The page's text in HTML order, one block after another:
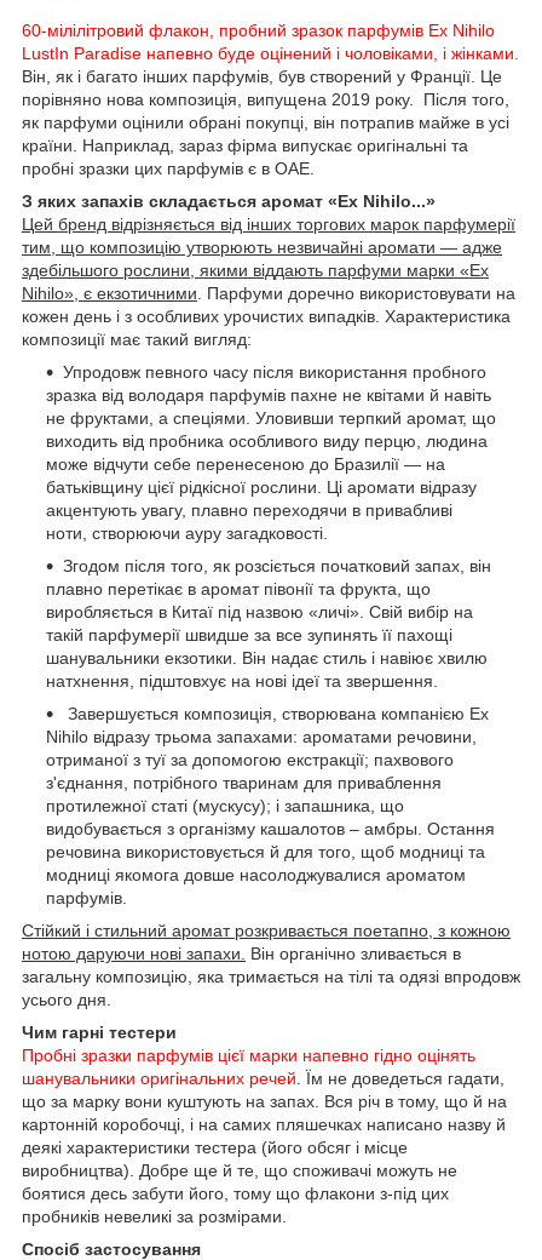
60-мілілітровий флакон, пробний зразок парфумів Ex Nihilo
LustIn Paradise напевно буде оцінений і чоловіками, і жінками.
Він, як і багато інших парфумів, був створений у Франції. Це
порівняно нова композиція, випущена 2019 року. Після того,
як парфуми оцінили обрані покупці, він потрапив майже в усі
країни. Наприклад, зараз фірма випускає оригінальні та
пробні зразки цих парфумів є в ОАЕ.
З яких запахів складається аромат «Ex Nihilo...»
Цей бренд відрізняється від інших торгових марок парфумерії
тим, що композицію утворюють незвичайні аромати — адже
здебільшого рослини, якими віддають парфуми марки «Ex
Nihilo», є екзотичними . Парфуми доречно використовувати на
кожен день і з особливих урочистих випадків. Характеристика
композиції має такий вигляд:
Упродовж певного часу після використання пробного
зразка від володаря парфумів пахне не квітами й навіть
не фруктами, а спеціями. Уловивши терпкий аромат, що
виходить від пробника особливого виду перцю, людина
може відчути себе перенесеною до Бразилії — на
батьківщину цієї рідкісної рослини. Ці аромати відразу
акцентують увагу, плавно переходячи в привабливі
ноти, створюючи ауру загадковості.
Згодом після того, як розсіється початковий запах, він
плавно перетікає в аромат півонії та фрукта, що
виробляється в Китаї під назвою «личі». Свій вибір на
такій парфумерії швидше за все зупинять її пахощі
шанувальники екзотики. Він надає стиль і навіює хвилю
натхнення, підштовхує на нові ідеї та звершення.
Завершується композиція, створювана компанією Ex
Nihilo відразу трьома запахами: ароматами речовини,
отриманої з туї за допомогою екстракції; пахвового
з'єднання, потрібного тваринам для приваблення
протилежної статі (мускусу); і запашника, що
видобувається з організму кашалотов – амбры. Остання
речовина використовується й для того, щоб модниці та
модниці якомога довше насолоджувалися ароматом
парфумів.
Стійкий і стильний аромат розкривається поетапно, з кожною
нотою даруючи нові запахи.
Він органічно зливається в
загальну композицію, яка тримається на тілі та одязі впродовж
усього дня.
Чим гарні тестери
Пробні зразки парфумів цієї марки напевно гідно оцінять
шанувальники оригінальних речей . Їм не доведеться гадати,
що за марку вони куштують на запах. Вся річ в тому, що й на
картонній коробочці, і на самих пляшечках написано назву й
деякі характеристики тестера (його обсяг і місце
виробництва). Добре ще й те, що споживачі можуть не
боятися десь забути його, тому що флакони з-під цих
пробників невеликі за розмірами.
Спосіб застосування